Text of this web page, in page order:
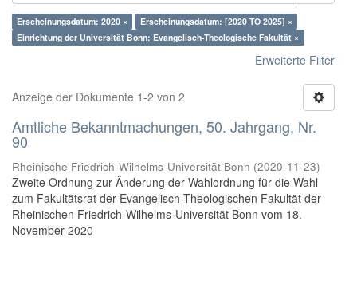
Erscheinungsdatum: 2020 ×
Erscheinungsdatum: [2020 TO 2025] ×
Einrichtung der Universität Bonn: Evangelisch-Theologische Fakultät ×
Erweiterte Filter
Anzeige der Dokumente 1-2 von 2
Amtliche Bekanntmachungen, 50. Jahrgang, Nr.
90
Rheinische Friedrich-Wilhelms-Universität Bonn (2020-11-23)
Zweite Ordnung zur Änderung der Wahlordnung für die Wahl
zum Fakultätsrat der Evangelisch-Theologischen Fakultät der
Rheinischen Friedrich-Wilhelms-Universität Bonn vom 18.
November 2020